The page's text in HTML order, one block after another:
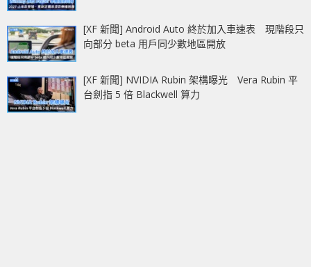
[XF 新聞] Android Auto 終於加入車速表 現階段只
向部分 beta 用戶同少數地區開放
[XF 新聞] NVIDIA Rubin 架構曝光 Vera Rubin 平
台劍指 5 倍 Blackwell 算力